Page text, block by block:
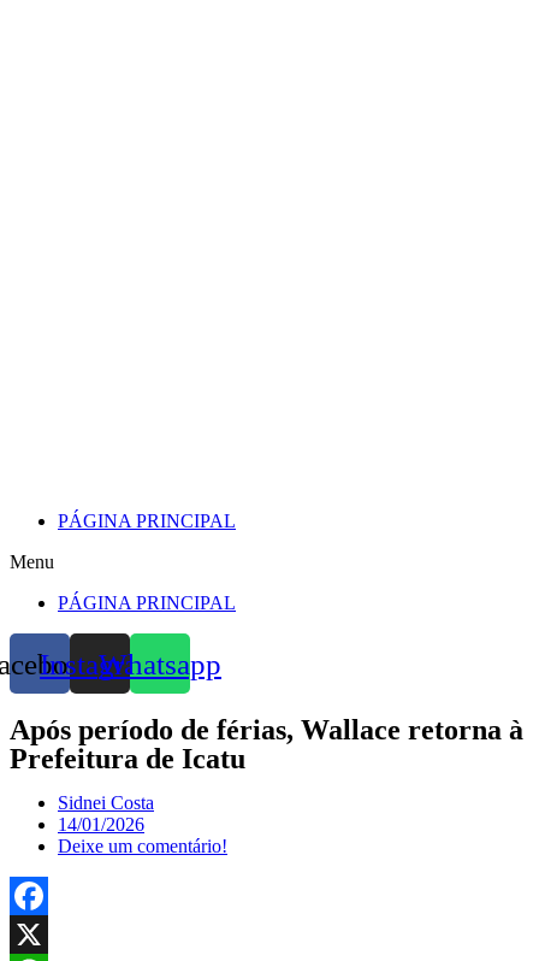
PÁGINA PRINCIPAL
Menu
PÁGINA PRINCIPAL
InstagramWhatsapp
Após período de férias, Wallace retorna à
Prefeitura de Icatu
Sidnei Costa
14/01/2026
Deixe um comentário!
Facebook